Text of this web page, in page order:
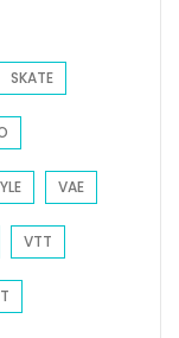
SKATE
VAE
VTT